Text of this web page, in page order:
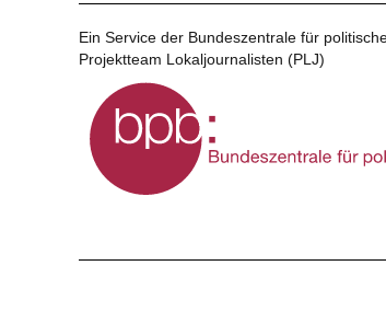
Ein Service der Bundeszentrale für
Projektteam Lokaljournalisten (PLJ)